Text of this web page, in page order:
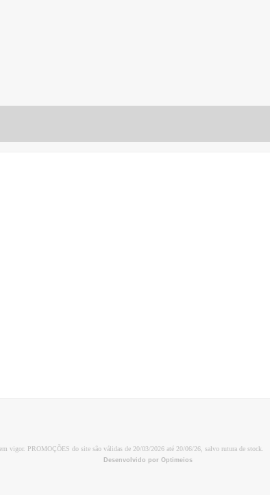
vigor. PROMOÇÕES do site são válidas de 20/03/2026 até 20/06/26, salvo rutura de stock.
Desenvolvido por Optimeios